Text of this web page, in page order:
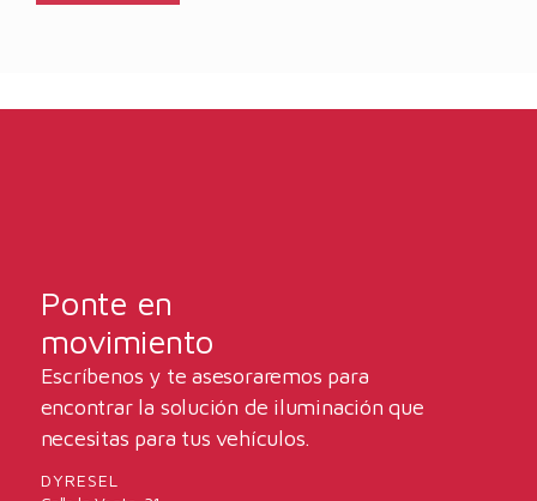
Ponte en
movimiento
Escríbenos y te asesoraremos para
encontrar la solución de iluminación que
necesitas para tus vehículos.
DYRESEL